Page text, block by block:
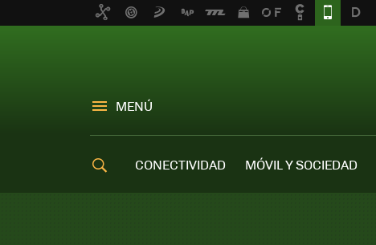
MENÚ
CONECTIVIDAD MÓVIL Y SOCIEDAD